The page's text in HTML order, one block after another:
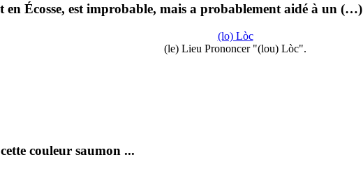
en Écosse, est improbable, mais a probablement aidé à un (…)
(lo) Lòc
(le) Lieu Prononcer "(lou) Lòc".
couleur saumon ...